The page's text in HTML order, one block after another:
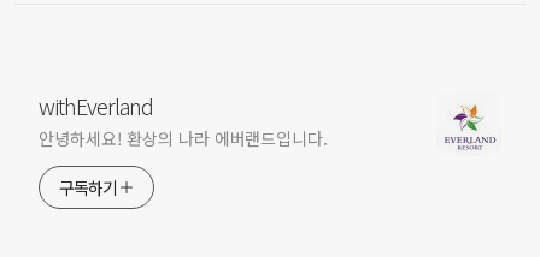
withEverland
안녕하세요! 환상의 나라 에버랜드입니다.
구독하기